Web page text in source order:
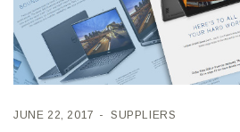
JUNE 22, 2017 SUPPLIERS